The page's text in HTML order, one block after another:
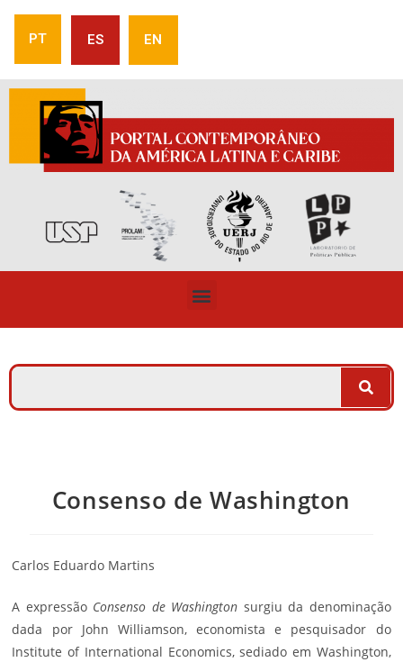
PT ES EN
Consenso de Washington
Carlos Eduardo Martins
A expressão Consenso de Washington surgiu da denominação
dada por John Williamson, economista e pesquisador do
Institute of International Economics, sediado em Washington,